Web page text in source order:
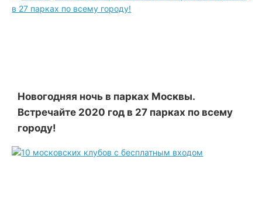
Новогодняя ночь в парках Москвы.
Встречайте 2020 год в 27 парках по всему
городу!